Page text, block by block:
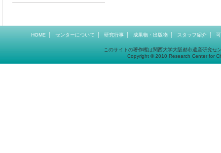
HOME センターについて 研究行事 成果物・出版物 スタッフ紹介
このサイトの著作権は関西大学大阪都市遺産研究
Copyright © 2010 Research Center for